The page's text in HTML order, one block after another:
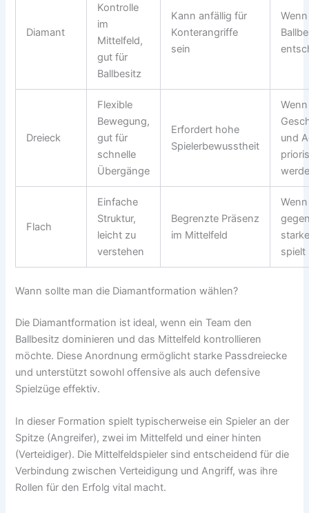
Diamant
Kontrolle
im
Mittelfeld,
gut für
Ballbesitz
Kann anfällig für
Konterangriffe
sein
Dreieck
Flexible
Bewegung,
gut für
schnelle
Übergänge
Erfordert hohe
Spielerbewusstheit
Wenn
und
Flach
Einfache
Struktur,
leicht zu
verstehen
Begrenzte Präsenz
im Mittelfeld
spielt
Wann sollte man die Diamantformation wählen?
Die Diamantformation ist ideal, wenn ein Team den
Ballbesitz dominieren und das Mittelfeld kontrollieren
möchte. Diese Anordnung ermöglicht starke Passdreiecke
und unterstützt sowohl offensive als auch defensive
Spielzüge effektiv.
In dieser Formation spielt typischerweise ein Spieler an der
Spitze (Angreifer), zwei im Mittelfeld und einer hinten
(Verteidiger). Die Mittelfeldspieler sind entscheidend für die
Verbindung zwischen Verteidigung und Angriff, was ihre
Rollen für den Erfolg vital macht.